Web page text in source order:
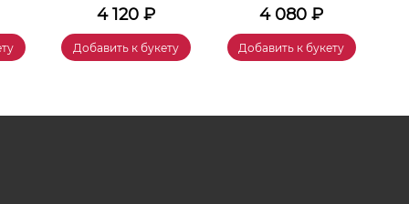
4 120 ₽
Добавить к букету
4 080 ₽
Добавить к букету